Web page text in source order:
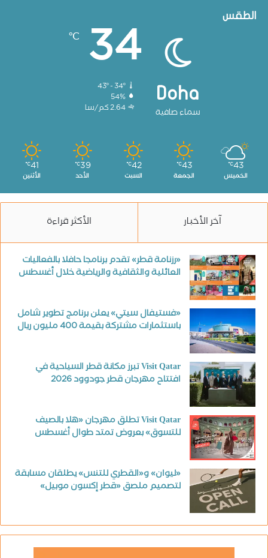
الطقس
Doha
سماء صافية
34
℃
43º - 34º
54%
2.64 كم/سا
43
℃
الخميس
43
℃
الجمعة
42
℃
السبت
39
℃
الأحد
41
℃
الأثنين
آخر الأخبار الأكثر قراءة
«رزنامة قطر» تقدم برنامجا حافلا بالفعاليات
العائلية والثقافية والرياضية خلال أغسطس
«فستيفال سيتي» يعلن برنامج تطوير شامل
باستثمارات مشتركة بقيمة 400 مليون ريال
Visit Qatar تبرز مكانة قطر السياحية في
افتتاح مهرجان قطر جودوود 2026
Visit Qatar تطلق مهرجان «هلا بالصيف
للتسوق» بعروض تمتد طوال أغسطس
«ليوان» و«القطري للتنس» يطلقان مسابقة
لتصميم ملصق «قطر إكسون موبيل»